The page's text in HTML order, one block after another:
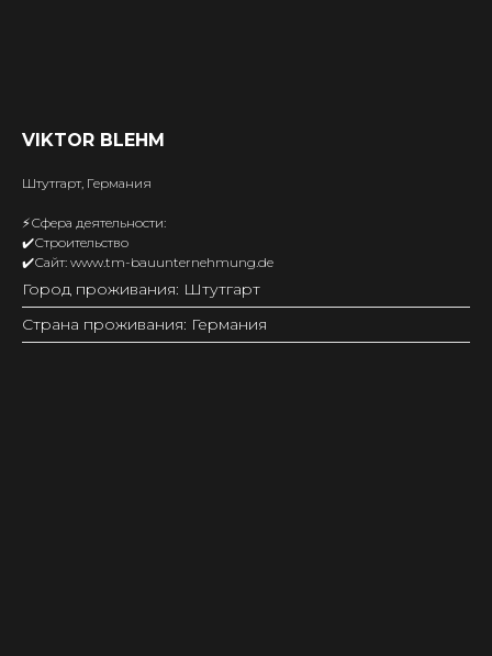
VIKTOR BLEHM
Штутгарт, Германия
⚡️Сфера деятельности:
✔️Строительство
✔️Сайт: www.tm-bauunternehmung.de
Город проживания: Штутгарт
Страна проживания: Германия